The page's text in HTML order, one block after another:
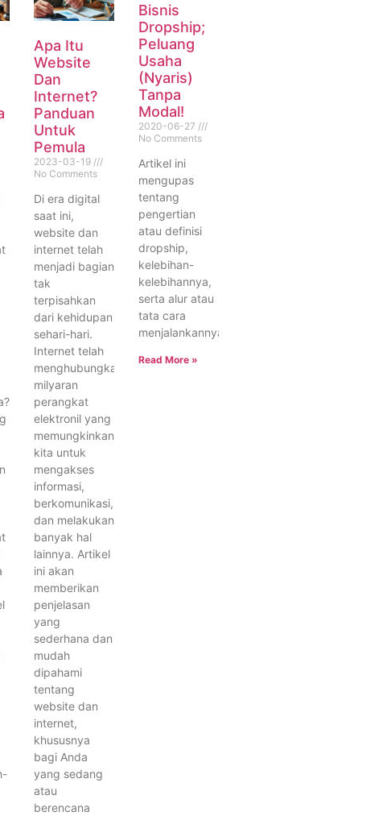
Apa Itu
Website
Dan
Internet?
Panduan
Untuk
Pemula
2023-03-19
No Comments
Di era digital
saat ini,
website dan
internet telah
menjadi bagian
tak
terpisahkan
dari kehidupan
sehari-hari.
Internet telah
menghubungkan
milyaran
perangkat
elektronil yang
memungkinkan
kita untuk
mengakses
informasi,
berkomunikasi,
dan melakukan
banyak hal
lainnya. Artikel
ini akan
memberikan
penjelasan
yang
sederhana dan
mudah
dipahami
tentang
website dan
internet,
khususnya
bagi Anda
yang sedang
atau
berencana
Bisnis
Dropship;
Peluang
Usaha
(Nyaris)
Tanpa
Modal!
2020-06-27
No Comments
Artikel ini
mengupas
tentang
pengertian
atau definisi
dropship,
kelebihan-
kelebihannya,
serta alur atau
tata cara
menjalankannya.
Read More »